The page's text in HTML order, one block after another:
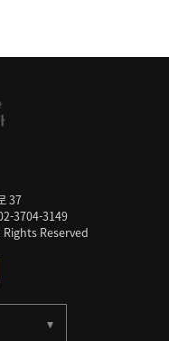
37
3704-3149
Rights Reserved